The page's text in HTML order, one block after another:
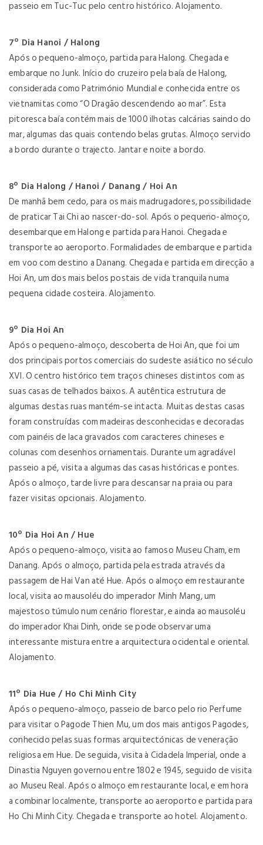
passeio em Tuc-Tuc pelo centro histórico. Alojamento.
7º Dia Hanoi / Halong
Após o pequeno-almoço, partida para Halong. Chegada e
embarque no Junk. Início do cruzeiro pela baía de Halong,
considerada como Património Mundial e conhecida entre os
vietnamitas como “O Dragão descendendo ao mar”. Esta
pitoresca baía contém mais de 1000 ilhotas calcárias saindo do
mar, algumas das quais contendo belas grutas. Almoço servido
a bordo durante o trajecto. Jantar e noite a bordo.
8º Dia Halong / Hanoi / Danang / Hoi An
De manhã bem cedo, para os mais madrugadores, possibilidade
de praticar Tai Chi ao nascer-do-sol. Após o pequeno-almoço,
desembarque em Halong e partida para Hanoi. Chegada e
transporte ao aeroporto. Formalidades de embarque e partida
em voo com destino a Danang. Chegada e partida em direcção a
Hoi An, um dos mais belos postais de vida tranquila numa
pequena cidade costeira. Alojamento.
9º Dia Hoi An
Após o pequeno-almoço, descoberta de Hoi An, que foi um
dos principais portos comerciais do sudeste asiático no século
XVI. O centro histórico tem traços chineses distintos com as
suas casas de telhados baixos. A autêntica estrutura de
algumas destas ruas mantém-se intacta. Muitas destas casas
foram construídas com madeiras desconhecidas e decoradas
com painéis de laca gravados com caracteres chineses e
colunas com desenhos ornamentais. Durante um agradável
passeio a pé, visita a algumas das casas históricas e pontes.
Após o almoço, tarde livre para descansar na praia ou para
fazer visitas opcionais. Alojamento.
10º Dia Hoi An / Hue
Após o pequeno-almoço, visita ao famoso Museu Cham, em
Danang. Após o almoço, partida pela estrada através da
passagem de Hai Van até Hue. Após o almoço em restaurante
local, visita ao mausoléu do imperador Minh Mang, um
majestoso túmulo num cenário florestar, e ainda ao mausoléu
do imperador Khai Dinh, onde se pode observar uma
interessante mistura entre a arquitectura ocidental e oriental.
Alojamento.
11º Dia Hue / Ho Chi Minh City
Após o pequeno-almoço, passeio de barco pelo rio Perfume
para visitar o Pagode Thien Mu, um dos mais antigos Pagodes,
conhecido pelas suas formas arquitectónicas de veneração
religiosa em Hue. De seguida, visita à Cidadela Imperial, onde a
Dinastia Nguyen governou entre 1802 e 1945, seguido de visita
ao Museu Real. Após o almoço em restaurante local, e em hora
a combinar localmente, transporte ao aeroporto e partida para
Ho Chi Minh City. Chegada e transporte ao hotel. Alojamento.